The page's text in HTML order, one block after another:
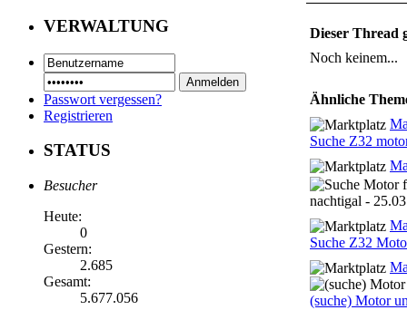
VERWALTUNG
Passwort vergessen?
Registrieren
STATUS
Besucher
Heute:
0
Gestern:
2.685
Gesamt:
5.677.056
Dieser Thread
Noch keinem...
Ähnliche
Suche Z32
nachtigal -
Suche Z32
(suche) Motor